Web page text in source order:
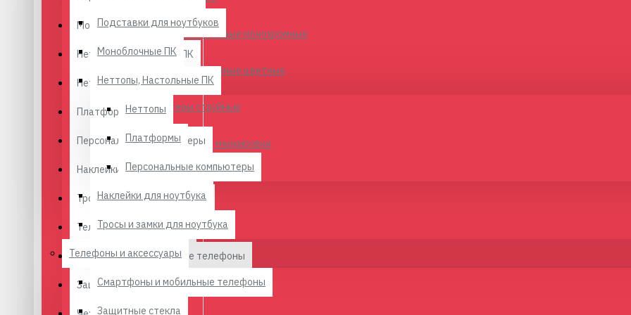
Моноблочные ПК
Неттопы, Настольные ПК
Неттопы
Платформы
Персональные компьютеры
Наклейки для ноутбука
Тросы и замки для ноутбука
Телефоны и аксессуары
Смартфоны и мобильные телефоны
Защитные стекла
Подставки для ноутбуков
Моноблочные ПК
Неттопы, Настольные ПК
Неттопы
Платформы
Персональные компьютеры
Наклейки для ноутбука
Тросы и замки для ноутбука
Телефоны и аксессуары
Смартфоны и мобильные телефоны
Защитные стекла
Принтеры лазерные монохромные
Принтеры лазерные цветные
Принтеры струйные
Принтеры для маркировки
Копиры
ЗИП для оргтехники